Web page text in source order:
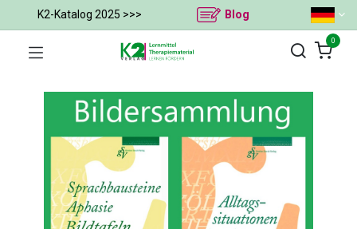
K2-Katalog 2025 >>> Blog
0